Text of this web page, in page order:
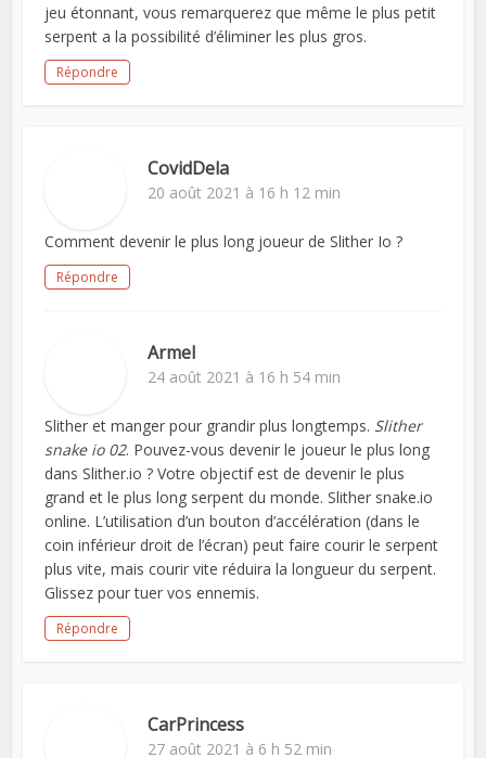
jeu étonnant, vous remarquerez que même le plus petit
serpent a la possibilité d’éliminer les plus gros.
Répondre
CovidDela
20 août 2021 à 16 h 12 min
Comment devenir le plus long joueur de Slither Io ?
Répondre
Armel
24 août 2021 à 16 h 54 min
Slither et manger pour grandir plus longtemps. Slither
snake io 02. Pouvez-vous devenir le joueur le plus long
dans Slither.io ? Votre objectif est de devenir le plus
grand et le plus long serpent du monde. Slither snake.io
online. L’utilisation d’un bouton d’accélération (dans le
coin inférieur droit de l’écran) peut faire courir le serpent
plus vite, mais courir vite réduira la longueur du serpent.
Glissez pour tuer vos ennemis.
Répondre
CarPrincess
27 août 2021 à 6 h 52 min